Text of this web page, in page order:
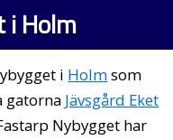
i Holm
i Holmsom
gatorna Jävsgård Eket
Nybygget har